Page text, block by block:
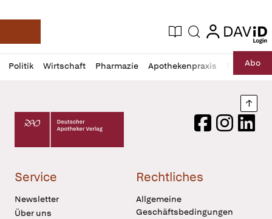
Deutsche Apotheker Zeitung
Aktuelle Ausgabe
Suche login
login
Politik Wirtschaft Pharmazie Apothekenpraxis RechtAbo
Profil
öffnen
Daz
Pur
Deutscher Apotheker Verlag Logo
FacebookInstagram
Service
Newsletter
Über uns
Rechtliches
Allgemeine
Geschäftsbedingungen